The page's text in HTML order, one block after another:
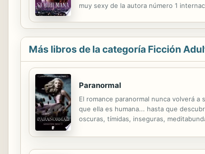
muy sexy de la autora número 1
Más libros de la categoría Ficción
Paranormal
El romance paranormal nunca volverá
que ella es humana... hasta que
oscuras, tímidas, inseguras,